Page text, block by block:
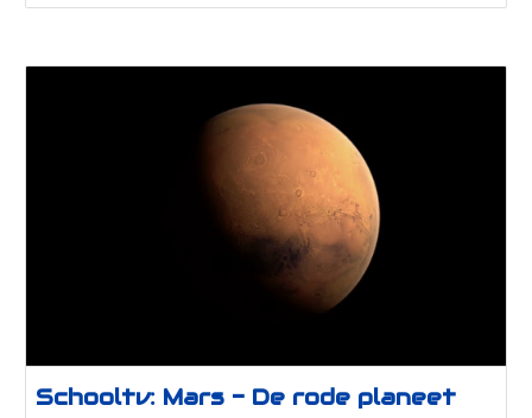
Schooltv: Mars - De rode planeet